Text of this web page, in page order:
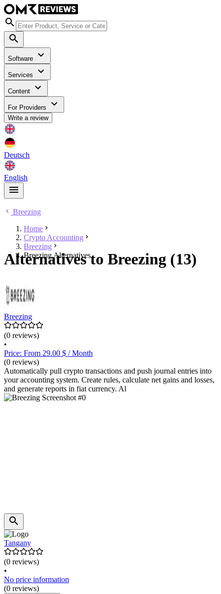
Software
Services
Content
For Providers
Write a review
Deutsch
English
Breezing
Home
Crypto Accounting
Breezing
Breezing Alternatives
Alternatives to Breezing (13)
Breezing
(0 reviews)
•
Price: From 29.00 $ / Month
(0 reviews)
Automatically pull crypto transactions and push journal entries into
your accounting system. Create rules, calculate net gains and losses,
and generate reports in fiat currency. Al
Tangany
(0 reviews)
•
No price information
(0 reviews)